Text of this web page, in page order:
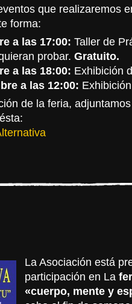
que realizaremos
forma:
a las 17:00: Taller de
probar. Gratuito.
a las 18:00: Exhibición
a las 12:00:
de la feria,
La Asociación está
participación en La
«cuerpo, mente y